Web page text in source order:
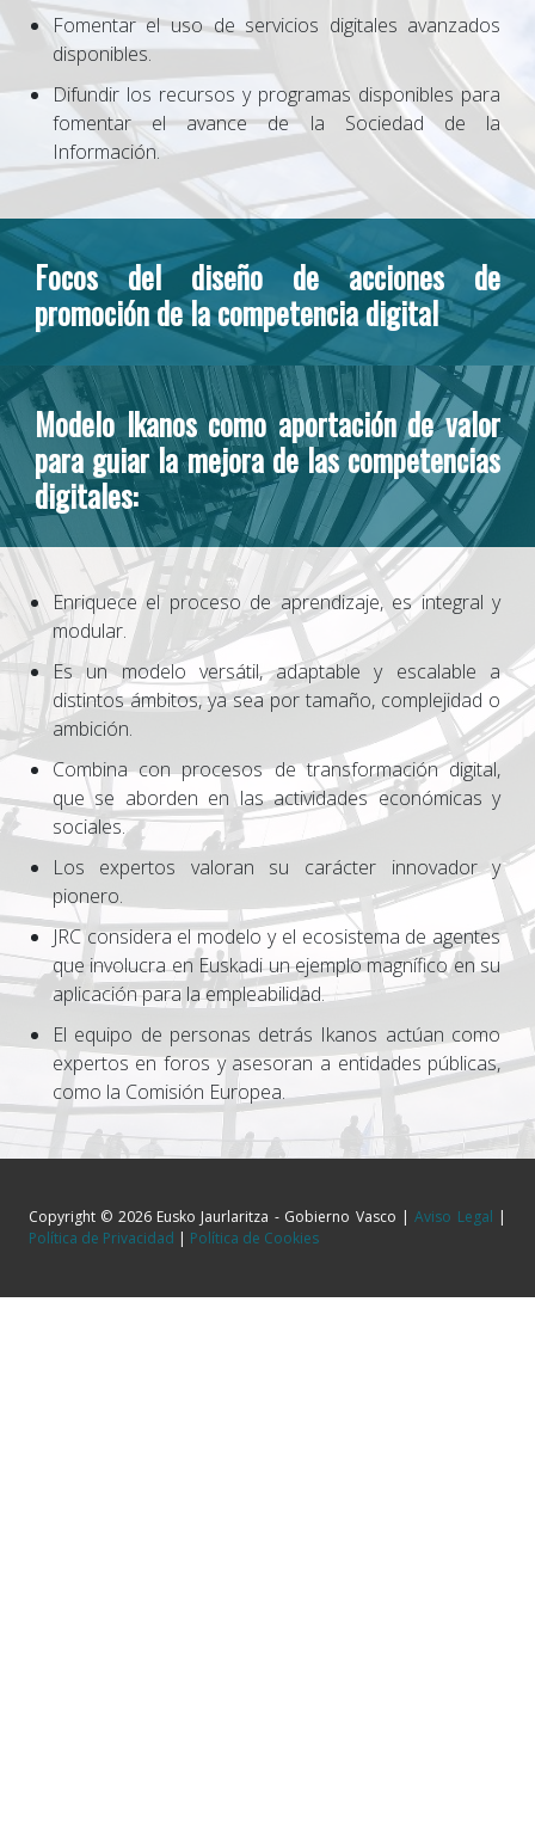
Fomentar el uso de servicios digitales avanzados
disponibles.
Difundir los recursos y programas disponibles para
fomentar el avance de la Sociedad de la
Información.
Focos del diseño de acciones de
promoción de la competencia digital
Modelo Ikanos como aportación de valor
para guiar la mejora de las competencias
digitales:
Enriquece el proceso de aprendizaje, es integral y
modular.
Es un modelo versátil, adaptable y escalable a
distintos ámbitos, ya sea por tamaño, complejidad o
ambición.
Combina con procesos de transformación digital,
que se aborden en las actividades económicas y
sociales.
Los expertos valoran su carácter innovador y
pionero.
JRC considera el modelo y el ecosistema de agentes
que involucra en Euskadi un ejemplo magnífico en su
aplicación para la empleabilidad.
El equipo de personas detrás Ikanos actúan como
expertos en foros y asesoran a entidades públicas,
como la Comisión Europea.
Copyright © 2026 Eusko Jaurlaritza - Gobierno Vasco |Aviso Legal |
Política de Privacidad | Política de Cookies